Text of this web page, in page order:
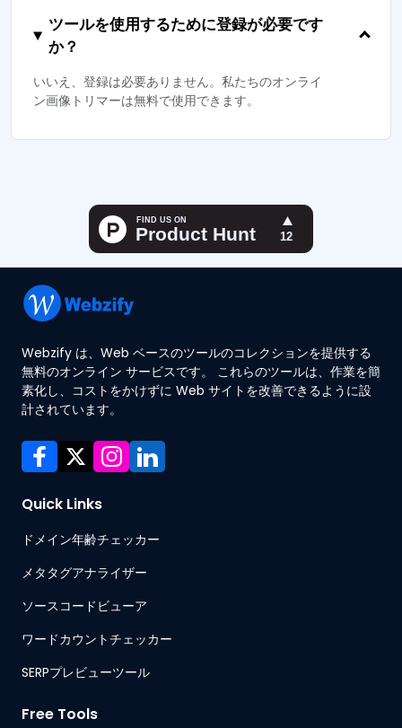
ツールを使用するために登録が必要です
か？
いいえ、登録は必要ありません。私たちのオンライ
ン画像トリマーは無料で使用できます。
Webzify は、Web ベースのツールのコレクションを提供する
無料のオンライン サービスです。 これらのツールは、作業を簡
素化し、コストをかけずに Web サイトを改善できるように設
計されています。
Quick Links
ドメイン年齢チェッカー
メタタグアナライザー
ソースコードビューア
ワードカウントチェッカー
SERPプレビューツール
Free Tools